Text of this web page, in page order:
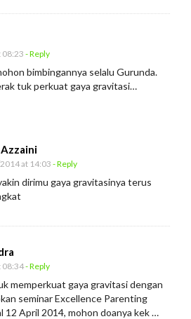
08:23 - Reply
bimbingannya selalu Gurunda.
tuk perkuat gaya gravitasi…
Azzaini
at 14:03 - Reply
dirimu gaya gravitasinya terus
08:34- Reply
memperkuat gaya gravitasi dengan
seminar Excellence Parenting
12 April 2014, mohon doanya kek …